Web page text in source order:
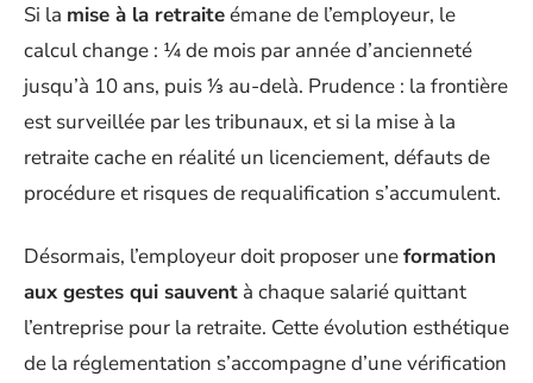
Si la mise à la retraiteémane de l’employeur, le
calcul change : ¼ de mois par année d’ancienneté
jusqu’à 10 ans, puis ⅓ au-delà. Prudence : la frontière
est surveillée par les tribunaux, et si la mise à la
retraite cache en réalité un licenciement, défauts de
procédure et risques de requalification s’accumulent.
Désormais, l’employeur doit proposer uneformation
aux gestes qui sauvent à chaque salarié quittant
l’entreprise pour la retraite. Cette évolution esthétique
de la réglementation s’accompagne d’une vérification